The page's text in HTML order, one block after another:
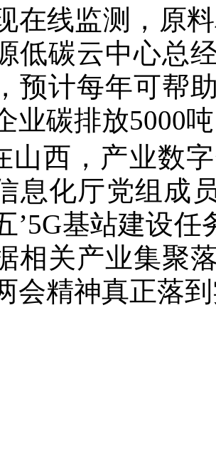
在线监测，原
低碳云中心总
预计每年可帮
业碳排放5000
山西，产业数
息化厅党组成
’5G基站建设
相关产业集聚
会精神真正落